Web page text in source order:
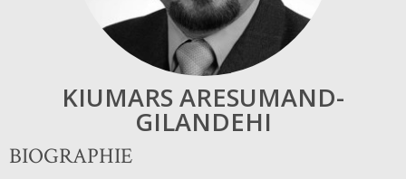
KIUMARS ARESUMAND-
GILANDEHI
BIOGRAPHIE